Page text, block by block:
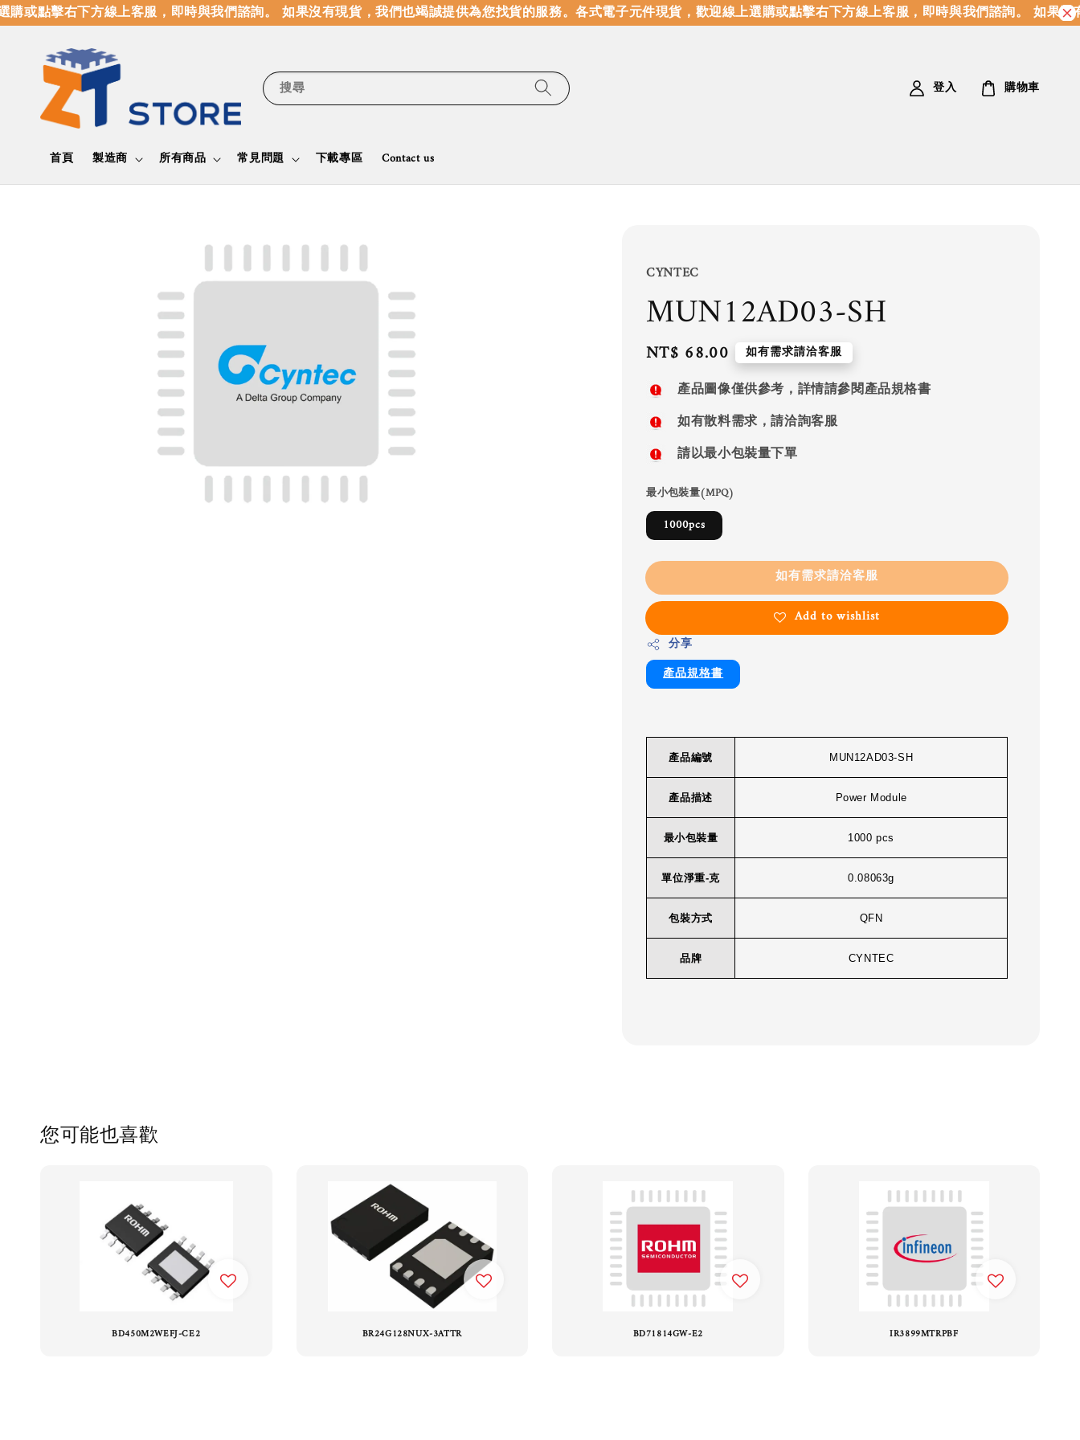
或點擊右下方線上客服，即時與我們諮詢。 如果沒有現貨，我們也竭誠提供為您找貨的服務。各式電子元件現貨，歡迎線上選購或點擊右下方線上客服，即時與我們諮詢。 如果沒
搜尋
首頁 製造商 所有商品 常見問題 下載專區 Contact us
登入 購物車
CYNTEC
MUN12AD03-SH
Regular
price
NT$ 68.00 如有需求請洽客服
產品圖像僅供參考，詳情請參閱產品規格書
如有散料需求，請洽詢客服
請以最小包裝量下單
最小包裝量(MPQ)
1000pcs
如有需求請洽客服
Add to wishlist
分享
產品規格書
產品編號 MUN12AD03-SH
產品描述 Power Module
最小包裝量 1000 pcs
單位淨重-克 0.08063g
包裝方式 QFN
品牌 CYNTEC
您可能也喜歡
BD450M2WEFJ-CE2 BR24G128NUX-3ATTR BD71814GW-E2 IR3899MTRPBF